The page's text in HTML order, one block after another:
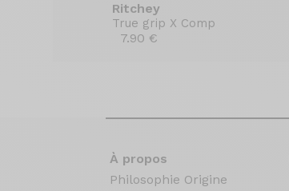
Ritchey
True grip X Comp
7.90 €
À propos
Philosophie Origine